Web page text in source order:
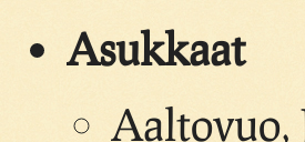
Asukkaat
Aaltovuo,